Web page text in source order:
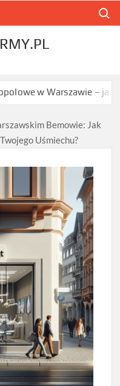
– jak wybrać
Bemowie: Jak
Uśmiechu?